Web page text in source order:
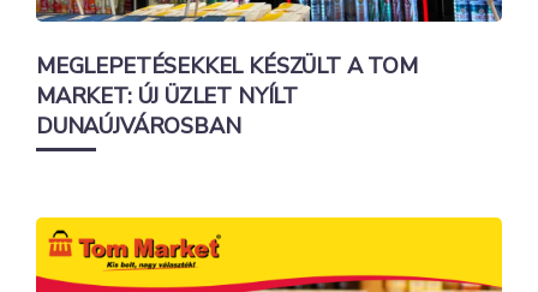
MEGLEPETÉSEKKEL KÉSZÜLT A TOM
MARKET: ÚJ ÜZLET NYÍLT
DUNAÚJVÁROSBAN